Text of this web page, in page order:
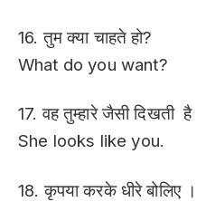
16. तुम क्या चाहते हो?
What do you want?
17. वह तुम्हारे जैसी दिखती है
She looks like you.
18. कृपया करके धीरे बोलिए ।